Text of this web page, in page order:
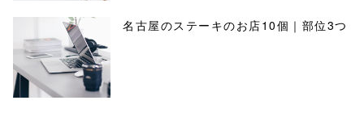
名古屋のステーキのお店10個｜部位3つ